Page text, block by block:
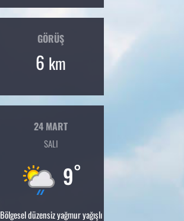
GÖRÜŞ
6 km
24 MART
SALI
9°
Bölgesel düzensiz yağmur yağışlı